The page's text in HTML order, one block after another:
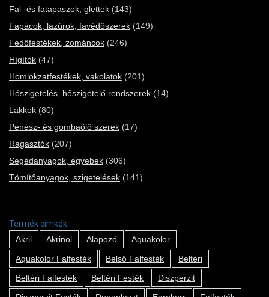
Fal- és fatapaszok, glettek (143)
Fapácok, lazúrok, favédőszerek (149)
Fedőfestékek, zománcok (246)
Hígítók (47)
Homlokzatfestékek, vakolatok (201)
Hőszigetelés, hőszigetelő rendszerek (14)
Lakkok (80)
Penész- és gombaölő szerek (17)
Ragasztók (207)
Segédanyagok, egyebek (306)
Tömítőanyagok, szigetelések (141)
Termék címkék
Akril
Akrinol Alapozó
Aquakolor
Aquakolor Falfesték
Belső Falfesték
Beltéri
Beltéri Falfesték
Beltéri Festék
Diszperzit